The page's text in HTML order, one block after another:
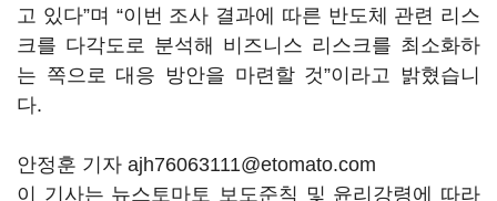
고 있다”며 “이번 조사 결과에 따른 반도체 관련 리스
크를 다각도로 분석해 비즈니스 리스크를 최소화하
는 쪽으로 대응 방안을 마련할 것”이라고 밝혔습니
다.
안정훈 기자 ajh76063111@etomato.com
이 기사는 뉴스토마토 보도준칙 및 윤리강령에 따라